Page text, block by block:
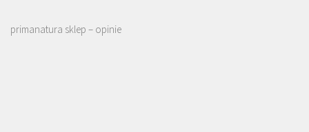
primanatura sklep – opinie